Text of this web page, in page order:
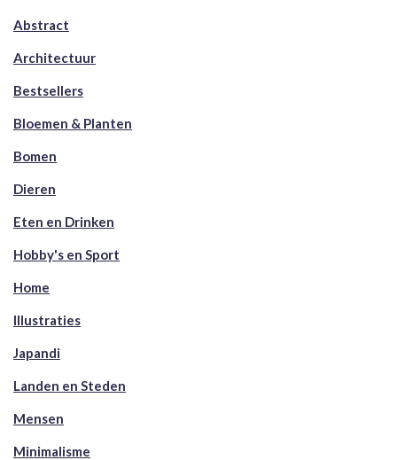
Abstract
Architectuur
Bestsellers
Bloemen & Planten
Bomen
Dieren
Eten en Drinken
Hobby's en Sport
Home
Illustraties
Japandi
Landen en Steden
Mensen
Minimalisme